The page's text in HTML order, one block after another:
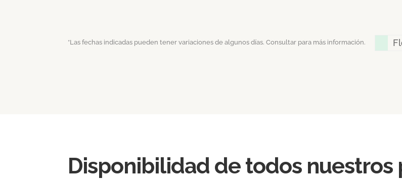
*Las fechas indicadas pueden tener variaciones de algunos días. Consultar para más información.
Disponibilidad de todos nuestros